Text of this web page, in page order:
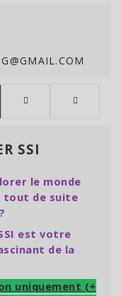
SSI
le monde
tout de suite
est votre
de la
uniquement (+